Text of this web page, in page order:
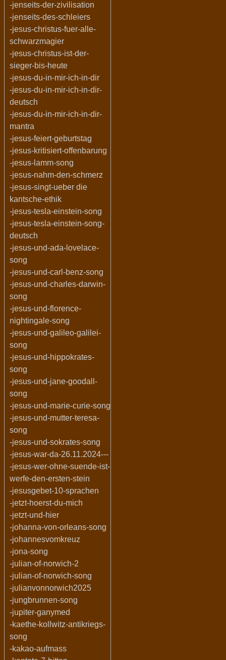
-jenseits-der-zivilisation
-jenseits-des-schleiers
-jesus-christus-fuer-alle-
schwarzmagier
-jesus-christus-ist-der-
sieger-bis-heute
-jesus-du-in-mir-ich-in-dir
-jesus-du-in-mir-ich-in-dir-
deutsch
-jesus-du-in-mir-ich-in-dir-
mantra
-jesus-feiert-geburtstag
-jesus-kritisiert-offenbarung
-jesus-lamm-song
-jesus-nahm-den-schmerz
-jesus-singt-ueber die
kantsche-ethik
-jesus-tesla-einstein-song
-jesus-tesla-einstein-song-
deutsch
-jesus-und-ada-lovelace-
song
-jesus-und-carl-benz-song
-jesus-und-charles-darwin-
song
-jesus-und-florence-
nightingale-song
-jesus-und-galileo-galilei-
song
-jesus-und-hippokrates-
song
-jesus-und-jane-goodall-
song
-jesus-und-marie-curie-song
-jesus-und-mutter-teresa-
song
-jesus-und-sokrates-song
-jesus-war-da-26.11.2024---
-jesus-wer-ohne-suende-ist-
werfe-den-ersten-stein
-jesusgebet-10-sprachen
-jetzt-hoerst-du-mich
-jetzt-und-hier
-johanna-von-orleans-song
-johannesvomkreuz
-jona-song
-julian-of-norwich-2
-julian-of-norwich-song
-julianvonnorwich2025
-jungbrunnen-song
-jupiter-ganymed
-kaethe-kollwitz-antikriegs-
song
-kakao-aufmass